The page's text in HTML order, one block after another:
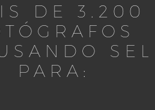
DE 3.200
PARA: